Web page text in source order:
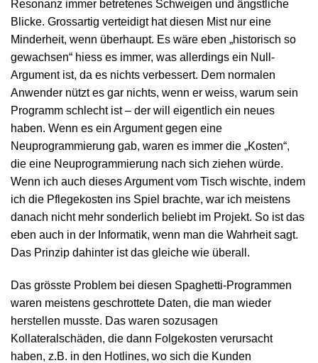
Resonanz immer betretenes Schweigen und ängstliche
Blicke. Grossartig verteidigt hat diesen Mist nur eine
Minderheit, wenn überhaupt. Es wäre eben „historisch so
gewachsen“ hiess es immer, was allerdings ein Null-
Argument ist, da es nichts verbessert. Dem normalen
Anwender nützt es gar nichts, wenn er weiss, warum sein
Programm schlecht ist – der will eigentlich ein neues
haben. Wenn es ein Argument gegen eine
Neuprogrammierung gab, waren es immer die „Kosten“,
die eine Neuprogrammierung nach sich ziehen würde.
Wenn ich auch dieses Argument vom Tisch wischte, indem
ich die Pflegekosten ins Spiel brachte, war ich meistens
danach nicht mehr sonderlich beliebt im Projekt. So ist das
eben auch in der Informatik, wenn man die Wahrheit sagt.
Das Prinzip dahinter ist das gleiche wie überall.
Das grösste Problem bei diesen Spaghetti-Programmen
waren meistens geschrottete Daten, die man wieder
herstellen musste. Das waren sozusagen
Kollateralschäden, die dann Folgekosten verursacht
haben, z.B. in den Hotlines, wo sich die Kunden